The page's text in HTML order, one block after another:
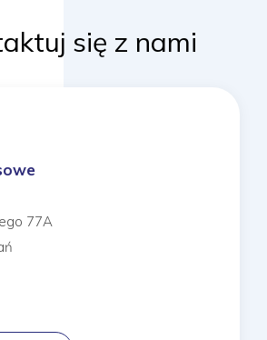
się z nami
77A